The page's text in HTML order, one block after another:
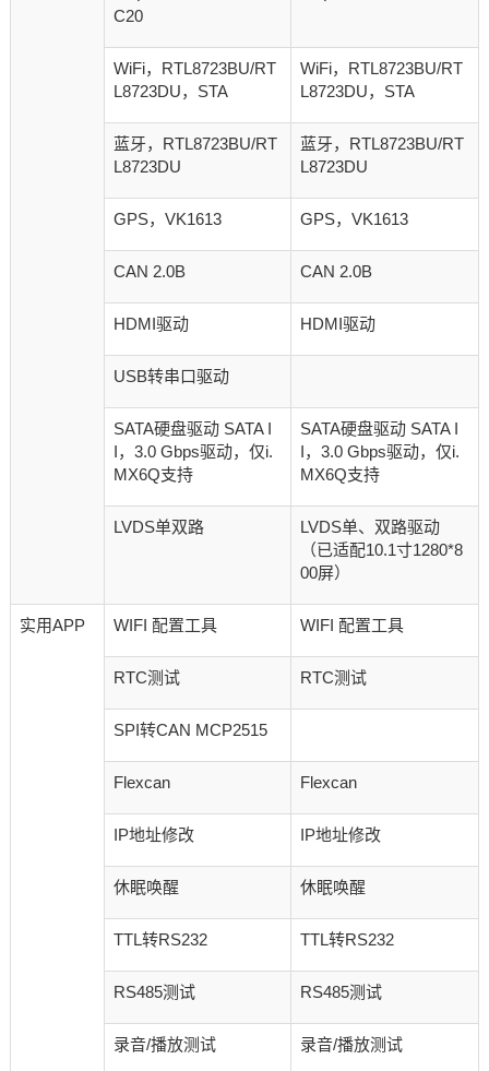
C20
WiFi， RTL8723BU/RT
L8723DU， STA
WiFi， RTL8723BU/RT
L8723DU， STA
蓝牙， RTL8723BU/RT
L8723DU
蓝牙， RTL8723BU/RT
L8723DU
GPS，VK1613 GPS，VK1613
CAN 2.0B CAN 2.0B
HDMI驱动 HDMI驱动
USB转串口驱动
SATA硬盘驱动 SATA I
I，3.0 Gbps驱动，仅i.
MX6Q支持
SATA硬盘驱动 SATA I
I，3.0 Gbps驱动，仅i.
MX6Q支持
LVDS单双路
LVDS单、双路驱动
（已适配10.1寸1280*8
00屏）
实用APP WIFI 配置工具 WIFI 配置工具
RTC测试 RTC测试
SPI转CAN MCP2515
Flexcan Flexcan
IP地址修改 IP地址修改
休眠唤醒 休眠唤醒
TTL转RS232 TTL转RS232
RS485测试 RS485测试
录音/播放测试 录音/播放测试